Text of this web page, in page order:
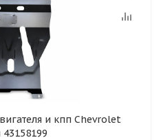
и кпп Chevrolet